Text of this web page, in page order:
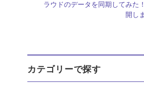
ラウドのデータを同期してみた
開し
カテゴリーで探す